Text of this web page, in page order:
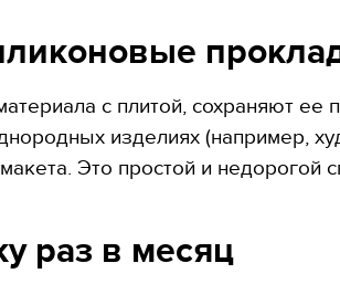
с плитой, сохраняют
изделиях (например,
Это простой и недорогой
раз в месяц